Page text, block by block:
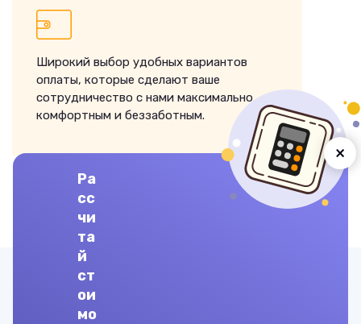
ЗАКАЗАТЬ ВЫПОЛНЕНИЕ
Широкий выбор удобных вариантов
оплаты, которые сделают ваше
сотрудничество с нами максимально
комфортным и беззаботным.
Другие предметы
Ра
сс
чи
та
й
ст
ои
мо
×